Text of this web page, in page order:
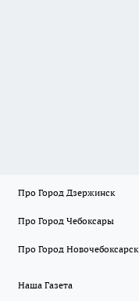
Про Город Дзержинск
Про Город Чебоксары
Про Город Новочебоксарск
Наша Газета